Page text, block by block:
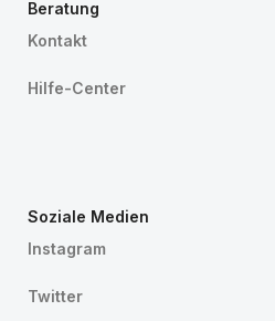
Beratung
Kontakt
Hilfe-Center
Soziale Medien
Instagram
Twitter